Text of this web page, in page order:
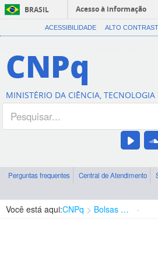
BRASIL
Acesso à informação
ACESSIBILIDADE ALTO
CNPq
MINISTÉRIO DA CIÊNCIA, TECNOLOGIA
Perguntas frequentes Central de Atendimento
Você está aqui:CNPq Bolsas e Auxílios Vigentes